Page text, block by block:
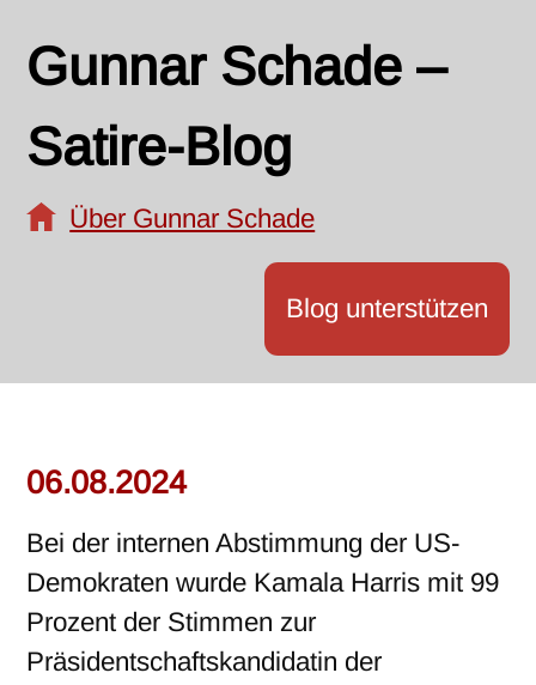
Gunnar Schade –
Satire-Blog
Über Gunnar Schade
Blog unterstützen
06.08.2024
Bei der internen Abstimmung der US-
Demokraten wurde Kamala Harris mit 99
Prozent der Stimmen zur
Präsidentschaftskandidatin der